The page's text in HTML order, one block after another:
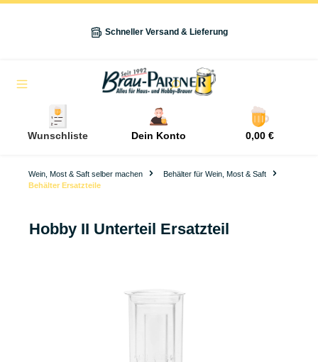
Schneller Versand & Lieferung
Wunschliste Dein Konto 0,00 €
Wein, Most & Saft selber machen
Behälter für Wein, Most & Saft
Behälter Ersatzteile
Hobby II Unterteil Ersatzteil